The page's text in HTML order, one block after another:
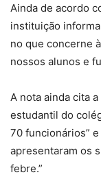
Ainda de acordo
instituição
no que concerne
nossos alunos e
A nota ainda cita
estudantil do
70 funcionários”
apresentaram os
febre.”